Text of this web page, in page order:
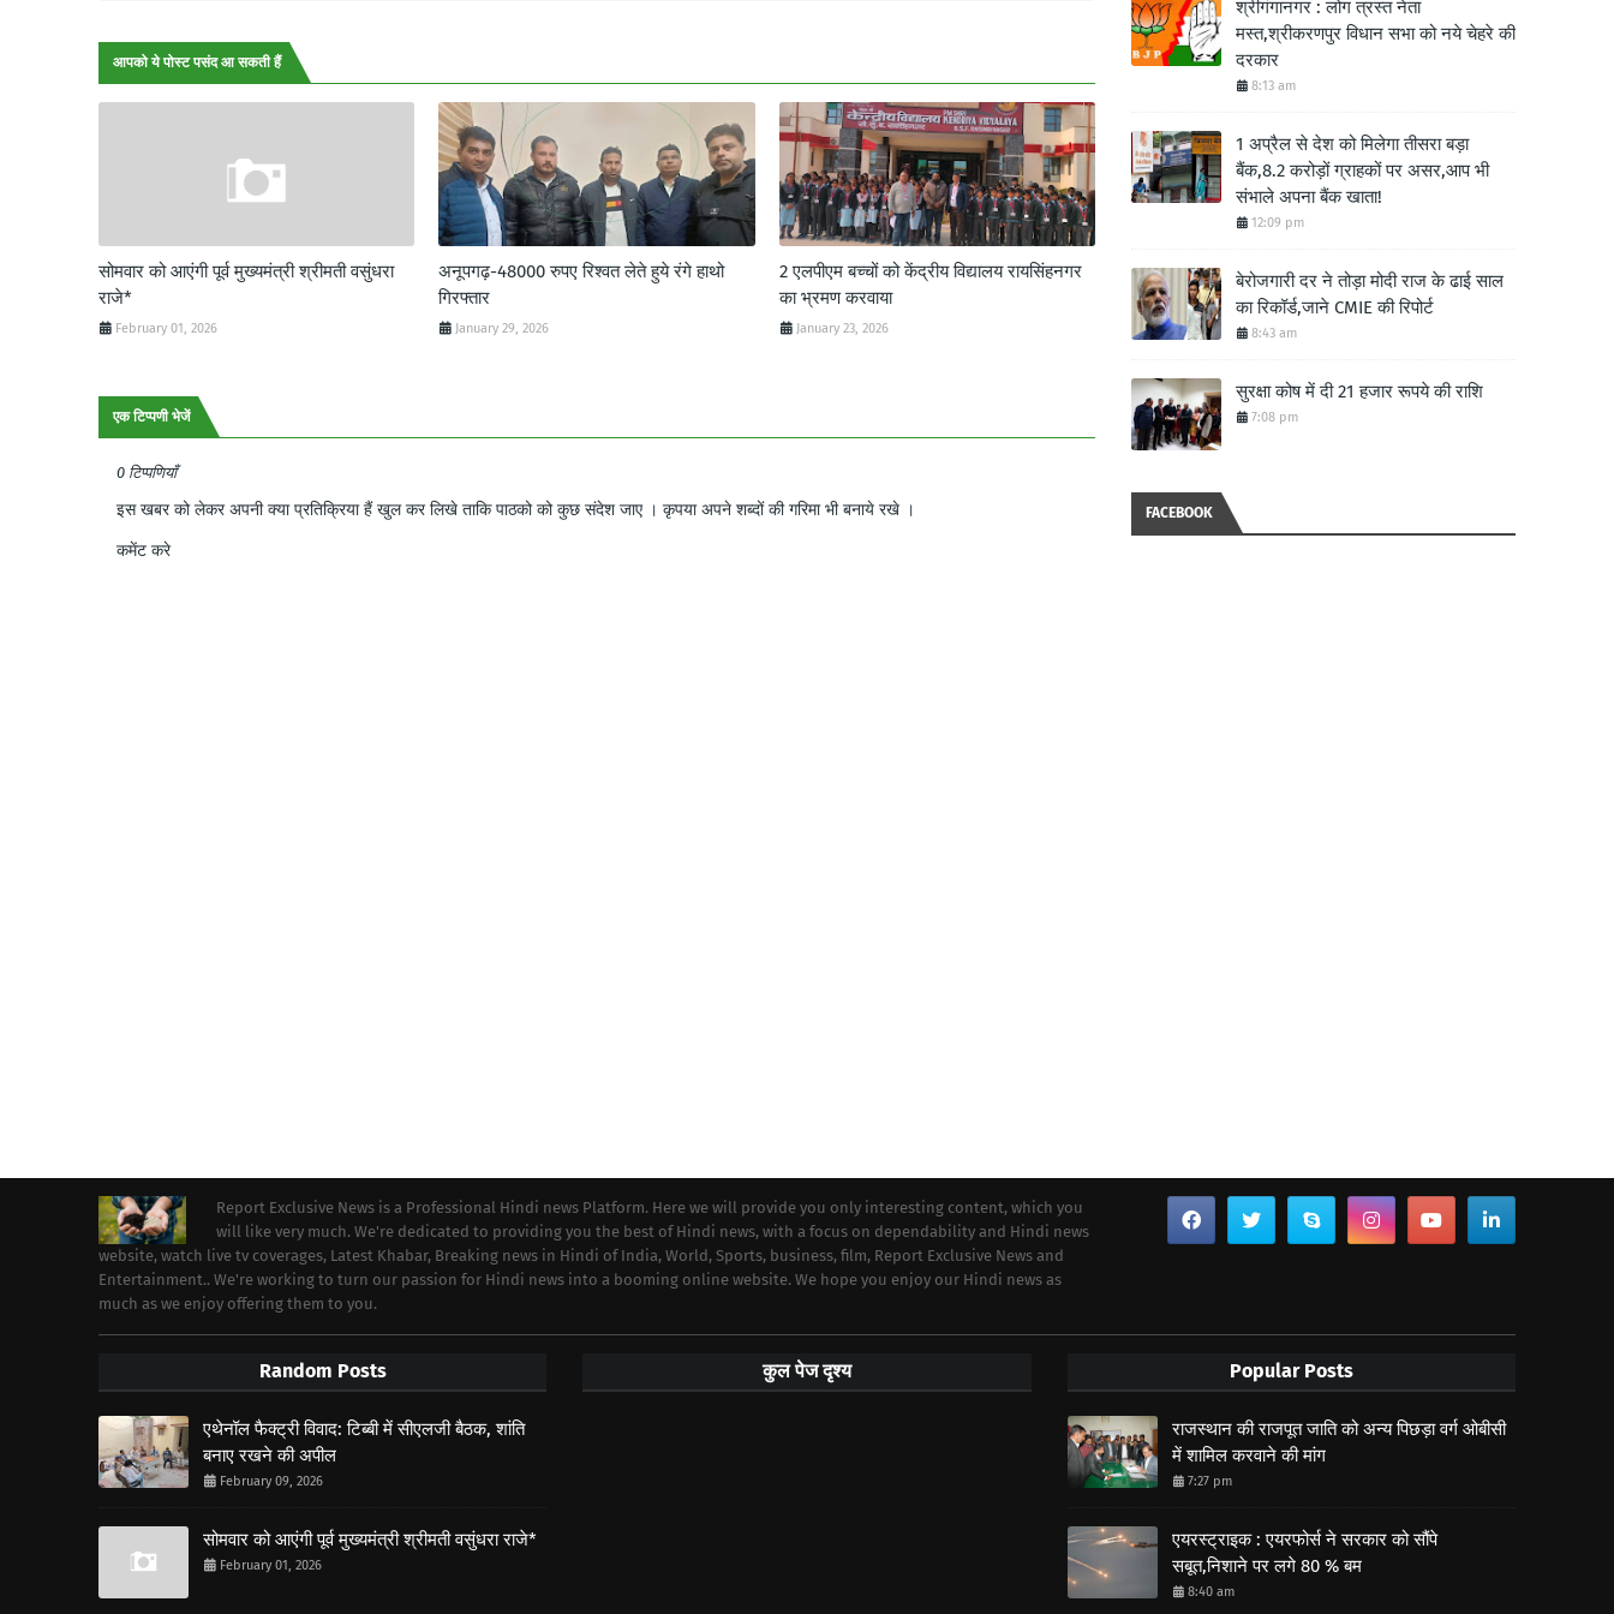
आपको ये पोस्ट पसंद आ सकती हैं
सोमवार को आएंगी पूर्व मुख्यमंत्री श्रीमती वसुंधरा
राजे*
February 01, 2026
अनूपगढ़-48000 रुपए रिश्वत लेते हुये रंगे हाथो
गिरफ्तार
January 29, 2026
2 एलपीएम बच्चों को केंद्रीय विद्यालय रायसिंहनगर
का भ्रमण करवाया
January 23, 2026
एक टिप्पणी भेजें
0 टिप्पणियाँ
इस खबर को लेकर अपनी क्या प्रतिक्रिया हैं खुल कर लिखे ताकि पाठको को कुछ संदेश जाए । कृपया अपने शब्दों की गरिमा भी बनाये रखे ।
कमेंट करे
श्रीगंगानगर : लोग त्रस्त नेता
मस्त,श्रीकरणपुर विधान सभा को नये चेहरे की
दरकार
8:13 am
1 अप्रैल से देश को मिलेगा तीसरा बड़ा
बैंक,8.2 करोड़ों ग्राहकों पर असर,आप भी
संभाले अपना बैंक खाता!
12:09 pm
बेरोजगारी दर ने तोड़ा मोदी राज के ढाई साल
का रिकॉर्ड,जाने CMIE की रिपोर्ट
8:43 am
सुरक्षा कोष में दी 21 हजार रूपये की राशि
7:08 pm
FACEBOOK
Report Exclusive News is a Professional Hindi news Platform. Here we will provide you only interesting content, which you
will like very much. We're dedicated to providing you the best of Hindi news, with a focus on dependability and Hindi news
website, watch live tv coverages, Latest Khabar, Breaking news in Hindi of India, World, Sports, business, film, Report Exclusive News and
Entertainment.. We're working to turn our passion for Hindi news into a booming online website. We hope you enjoy our Hindi news as
much as we enjoy offering them to you.
Random Posts
एथेनॉल फैक्ट्री विवाद: टिब्बी में सीएलजी बैठक, शांति
बनाए रखने की अपील
February 09, 2026
सोमवार को आएंगी पूर्व मुख्यमंत्री श्रीमती वसुंधरा राजे*
February 01, 2026
कुल पेज दृश्य Popular Posts
राजस्थान की राजपूत जाति को अन्य पिछड़ा वर्ग ओबीसी
में शामिल करवाने की मांग
7:27 pm
एयरस्ट्राइक : एयरफोर्स ने सरकार को सौंपे
सबूत,निशाने पर लगे 80 % बम
8:40 am